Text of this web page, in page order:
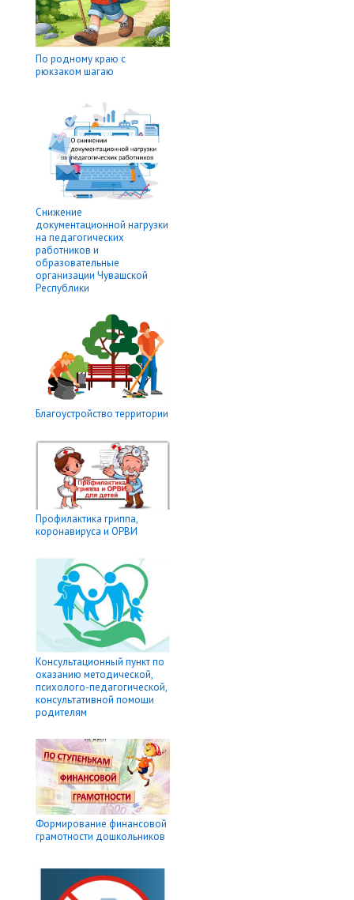
По родному краю с
рюкзаком шагаю
Снижение
документационной нагрузки
на педагогических
работников и
образовательные
организации Чувашской
Республики
Благоустройство территории
Профилактика гриппа,
коронавируса и ОРВИ
Консультационный пункт по
оказанию методической,
психолого-педагогической,
консультативной помощи
родителям
Формирование финансовой
грамотности дошкольников